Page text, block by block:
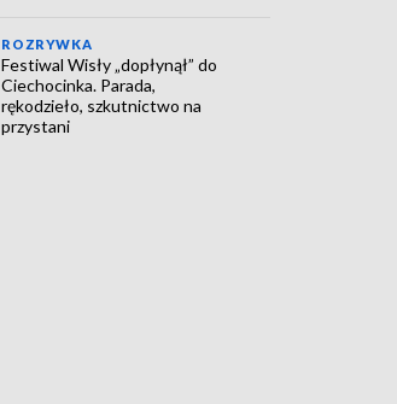
ROZRYWKA
Festiwal Wisły „dopłynął” do
Ciechocinka. Parada,
rękodzieło, szkutnictwo na
przystani